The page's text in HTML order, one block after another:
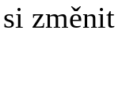
změnit